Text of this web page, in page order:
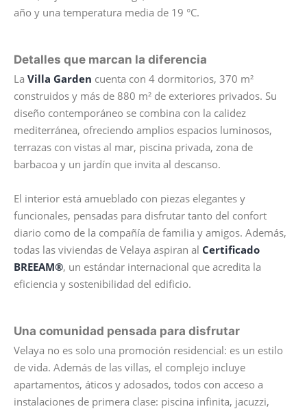
año y una temperatura media de 19 °C.
Detalles que marcan la diferencia
La Villa Garden cuenta con 4 dormitorios, 370 m²
construidos y más de 880 m² de exteriores privados. Su
diseño contemporáneo se combina con la calidez
mediterránea, ofreciendo amplios espacios luminosos,
terrazas con vistas al mar, piscina privada, zona de
barbacoa y un jardín que invita al descanso.
El interior está amueblado con piezas elegantes y
funcionales, pensadas para disfrutar tanto del confort
diario como de la compañía de familia y amigos. Además,
todas las viviendas de Velaya aspiran al Certificado
BREEAM®, un estándar internacional que acredita la
eficiencia y sostenibilidad del edificio.
Una comunidad pensada para disfrutar
Velaya no es solo una promoción residencial: es un estilo
de vida. Además de las villas, el complejo incluye
apartamentos, áticos y adosados, todos con acceso a
instalaciones de primera clase: piscina infinita, jacuzzi,